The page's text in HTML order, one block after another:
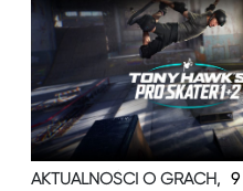
AKTUALNOŚCI O GRACH, 9